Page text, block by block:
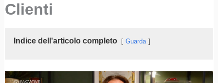
Clienti
Indice dell'articolo completo Guarda